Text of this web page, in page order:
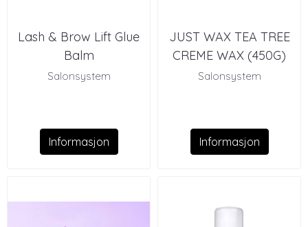
Lash & Brow Lift Glue
Balm
Salonsystem
Informasjon
JUST WAX TEA TREE
CREME WAX (450G)
Salonsystem
Informasjon